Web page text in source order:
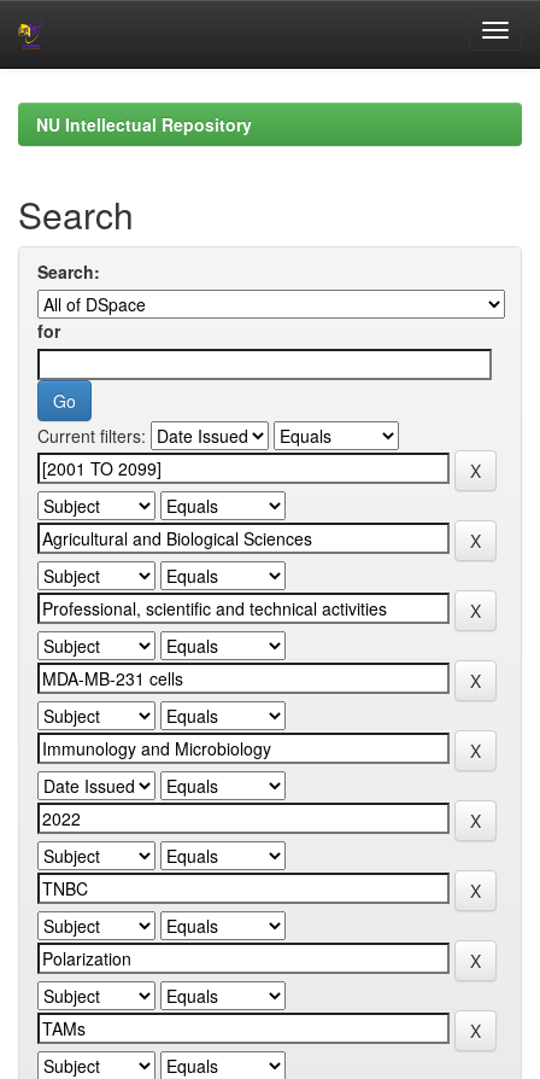
navigationNU Intellectual Repository
Search
Search:
for
Current filters: